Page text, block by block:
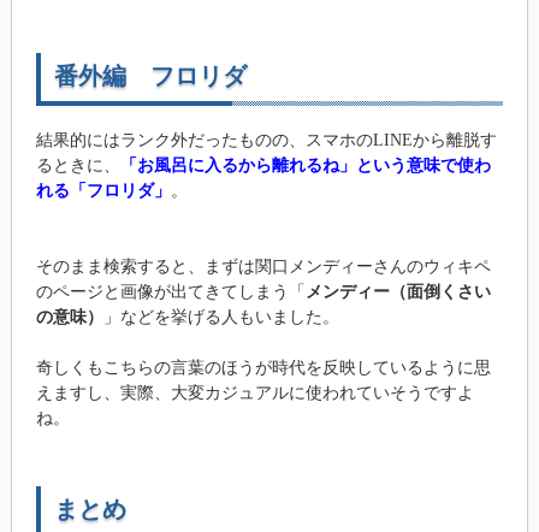
番外編 フロリダ
結果的にはランク外だったものの、スマホのLINEから離脱す
るときに、
「お風呂に入るから離れるね」という意味で使わ
れる「フロリダ」 。
そのまま検索すると、まずは関口メンディーさんのウィキペ
のページと画像が出てきてしまう「 メンディー（面倒くさい
の意味）
」などを挙げる人もいました。
奇しくもこちらの言葉のほうが時代を反映しているように思
えますし、実際、大変カジュアルに使われていそうですよ
ね。
まとめ